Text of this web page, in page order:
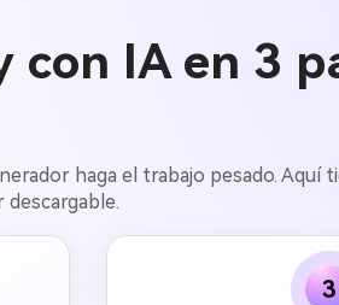
IA en 3
haga el trabajo pesado. Aquí
descargable.
3